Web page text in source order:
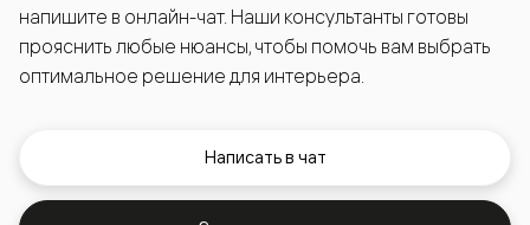
напишите в онлайн-чат. Наши консультанты готовы
прояснить любые нюансы, чтобы помочь вам выбрать
оптимальное решение для интерьера.
Написать в чат